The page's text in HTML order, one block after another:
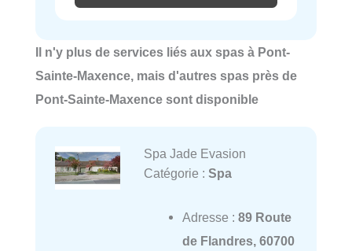
Il n'y plus de services liés aux spas à Pont-
Sainte-Maxence, mais d'autres spas près de
Pont-Sainte-Maxence sont disponible
Spa Jade Evasion
Catégorie : Spa
Adresse : 89 Route
de Flandres, 60700